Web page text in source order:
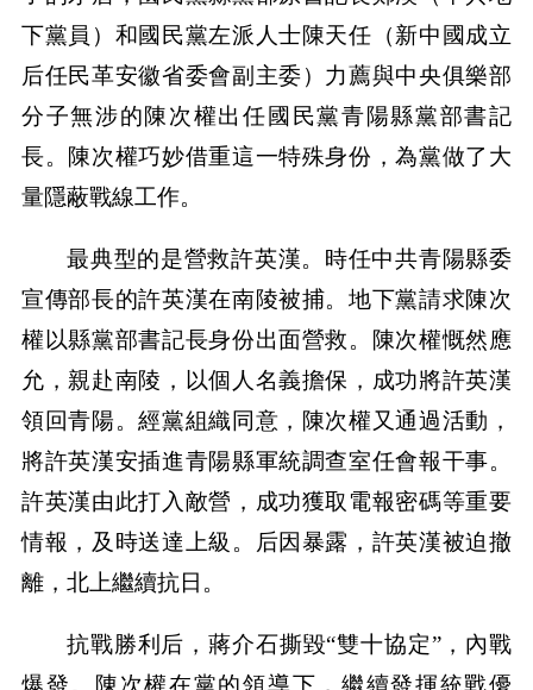
下黨員）和國民黨左派人士陳天任（新中國成立
后任民革安徽省委會副主委）力薦與中央俱樂部
分子無涉的陳次權出任國民黨青陽縣黨部書記
長。陳次權巧妙借重這一特殊身份，為黨做了大
量隱蔽戰線工作。
最典型的是營救許英漢。時任中共青陽縣委
宣傳部長的許英漢在南陵被捕。地下黨請求陳次
權以縣黨部書記長身份出面營救。陳次權慨然應
允，親赴南陵，以個人名義擔保，成功將許英漢
領回青陽。經黨組織同意，陳次權又通過活動，
將許英漢安插進青陽縣軍統調查室任會報干事。
許英漢由此打入敵營，成功獲取電報密碼等重要
情報，及時送達上級。后因暴露，許英漢被迫撤
離，北上繼續抗日。
抗戰勝利后，蔣介石撕毀“雙十協定”，內戰
爆發。陳次權在黨的領導下，繼續發揮統戰優